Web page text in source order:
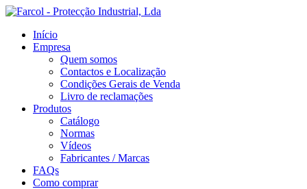
Início
Empresa
Quem somos
Contactos e Localização
Condições Gerais de Venda
Livro de reclamações
Produtos
Catálogo
Normas
Vídeos
Fabricantes / Marcas
FAQs
Como comprar